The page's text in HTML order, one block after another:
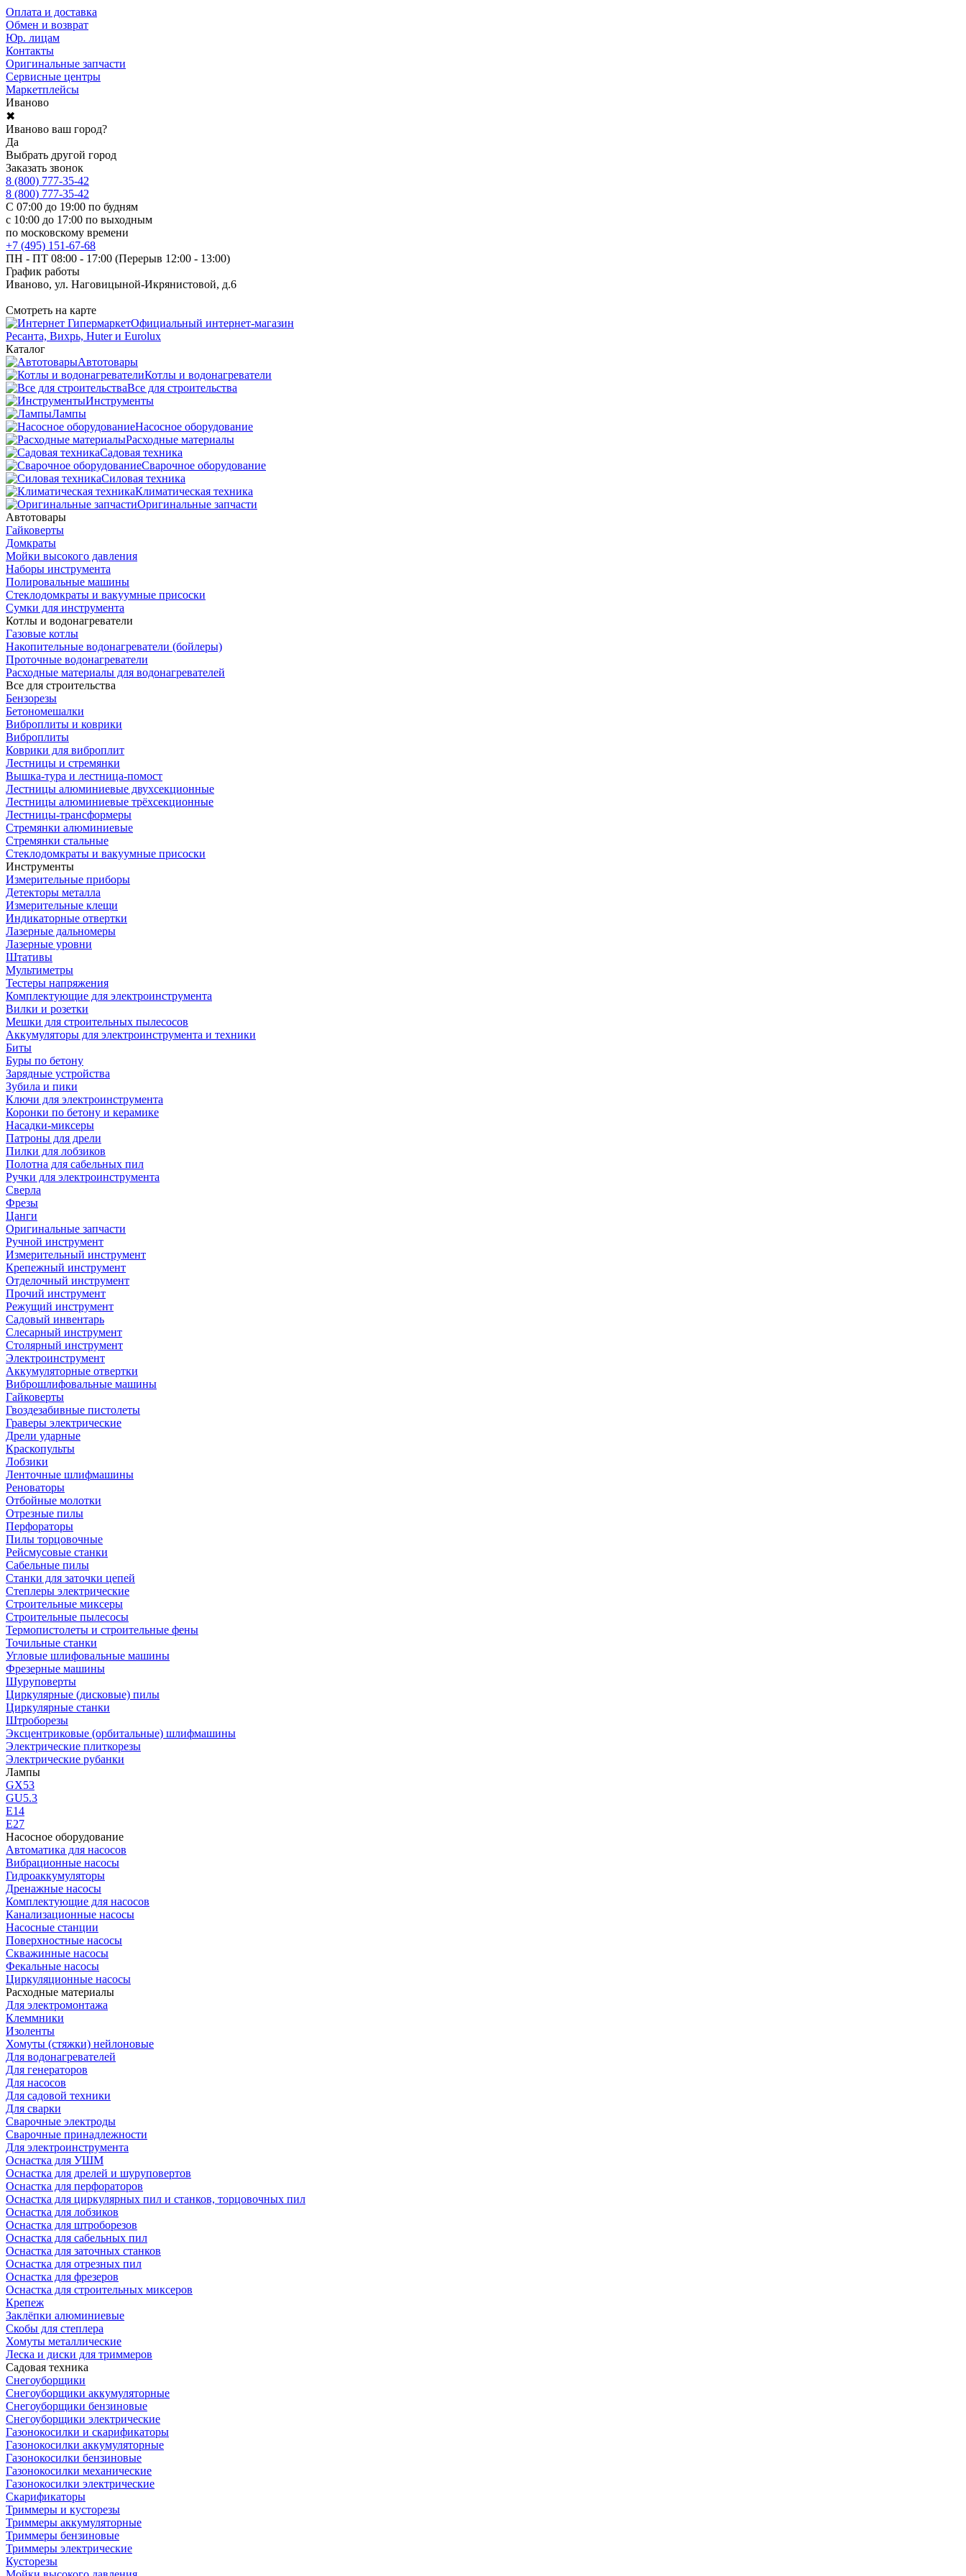
Оплата и доставка
Обмен и возврат
Юр. лицам
Контакты
Оригинальные запчасти
Сервисные центры
Маркетплейсы
Иваново
✖
Иваново ваш город?
Да
Выбрать другой город
Заказать звонок
8 (800) 777-35-42
8 (800) 777-35-42
С 07:00 до 19:00 по будням
с 10:00 до 17:00 по выходным
по московскому времени
+7 (495) 151-67-68
ПН - ПТ 08:00 - 17:00 (Перерыв 12:00 - 13:00)
График работы
Иваново, ул. Наговицыной-Икрянистовой, д.6
Смотреть на карте
Официальный интернет-магазин
Ресанта, Вихрь, Huter и Eurolux
Каталог
Автотовары
Котлы и водонагреватели
Все для строительства
Инструменты
Лампы
Насосное оборудование
Расходные материалы
Садовая техника
Сварочное оборудование
Силовая техника
Климатическая техника
Оригинальные запчасти
Автотовары
Гайковерты
Домкраты
Мойки высокого давления
Наборы инструмента
Полировальные машины
Стеклодомкраты и вакуумные присоски
Сумки для инструмента
Котлы и водонагреватели
Газовые котлы
Накопительные водонагреватели (бойлеры)
Проточные водонагреватели
Расходные материалы для водонагревателей
Все для строительства
Бензорезы
Бетономешалки
Виброплиты и коврики
Виброплиты
Коврики для виброплит
Лестницы и стремянки
Вышка-тура и лестница-помост
Лестницы алюминиевые двухсекционные
Лестницы алюминиевые трёхсекционные
Лестницы-трансформеры
Стремянки алюминиевые
Стремянки стальные
Стеклодомкраты и вакуумные присоски
Инструменты
Измерительные приборы
Детекторы металла
Измерительные клещи
Индикаторные отвертки
Лазерные дальномеры
Лазерные уровни
Штативы
Мультиметры
Тестеры напряжения
Комплектующие для электроинструмента
Вилки и розетки
Мешки для строительных пылесосов
Аккумуляторы для электроинструмента и техники
Биты
Буры по бетону
Зарядные устройства
Зубила и пики
Ключи для электроинструмента
Коронки по бетону и керамике
Насадки-миксеры
Патроны для дрели
Пилки для лобзиков
Полотна для сабельных пил
Ручки для электроинструмента
Сверла
Фрезы
Цанги
Оригинальные запчасти
Ручной инструмент
Измерительный инструмент
Крепежный инструмент
Отделочный инструмент
Прочий инструмент
Режущий инструмент
Садовый инвентарь
Слесарный инструмент
Столярный инструмент
Электроинструмент
Аккумуляторные отвертки
Виброшлифовальные машины
Гайковерты
Гвоздезабивные пистолеты
Граверы электрические
Дрели ударные
Краскопульты
Лобзики
Ленточные шлифмашины
Реноваторы
Отбойные молотки
Отрезные пилы
Перфораторы
Пилы торцовочные
Рейсмусовые станки
Сабельные пилы
Станки для заточки цепей
Степлеры электрические
Строительные миксеры
Строительные пылесосы
Термопистолеты и строительные фены
Точильные станки
Угловые шлифовальные машины
Фрезерные машины
Шуруповерты
Циркулярные (дисковые) пилы
Циркулярные станки
Штроборезы
Эксцентриковые (орбитальные) шлифмашины
Электрические плиткорезы
Электрические рубанки
Лампы
GX53
GU5.3
Е14
Е27
Насосное оборудование
Автоматика для насосов
Вибрационные насосы
Гидроаккумуляторы
Дренажные насосы
Комплектующие для насосов
Канализационные насосы
Насосные станции
Поверхностные насосы
Скважинные насосы
Фекальные насосы
Циркуляционные насосы
Расходные материалы
Для электромонтажа
Клеммники
Изоленты
Хомуты (стяжки) нейлоновые
Для водонагревателей
Для генераторов
Для насосов
Для садовой техники
Для сварки
Сварочные электроды
Сварочные принадлежности
Для электроинструмента
Оснастка для УШМ
Оснастка для дрелей и шуруповертов
Оснастка для перфораторов
Оснастка для циркулярных пил и станков, торцовочных пил
Оснастка для лобзиков
Оснастка для штроборезов
Оснастка для сабельных пил
Оснастка для заточных станков
Оснастка для отрезных пил
Оснастка для фрезеров
Оснастка для строительных миксеров
Крепеж
Заклёпки алюминиевые
Скобы для степлера
Хомуты металлические
Леска и диски для триммеров
Садовая техника
Снегоуборщики
Снегоуборщики аккумуляторные
Снегоуборщики бензиновые
Снегоуборщики электрические
Газонокосилки и скарификаторы
Газонокосилки аккумуляторные
Газонокосилки бензиновые
Газонокосилки механические
Газонокосилки электрические
Скарификаторы
Триммеры и кусторезы
Триммеры аккумуляторные
Триммеры бензиновые
Триммеры электрические
Кусторезы